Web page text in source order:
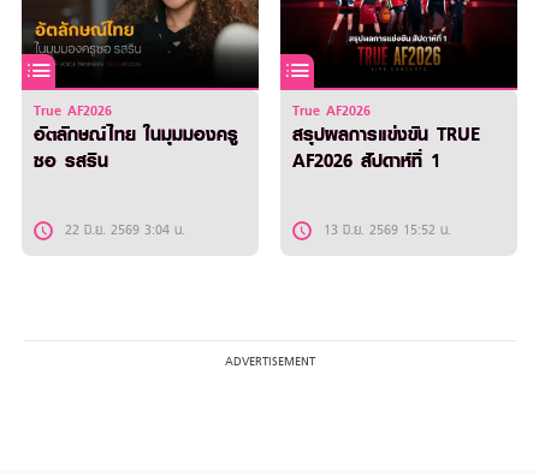
True AF2026
อัตลักษณ์ไทย ในมุมมองครู
ซอ รสริน
22 มิ.ย. 2569 3:04 น.
True AF2026
สรุปผลการแข่งขัน TRUE
AF2026 สัปดาห์ที่ 1
13 มิ.ย. 2569 15:52 น.